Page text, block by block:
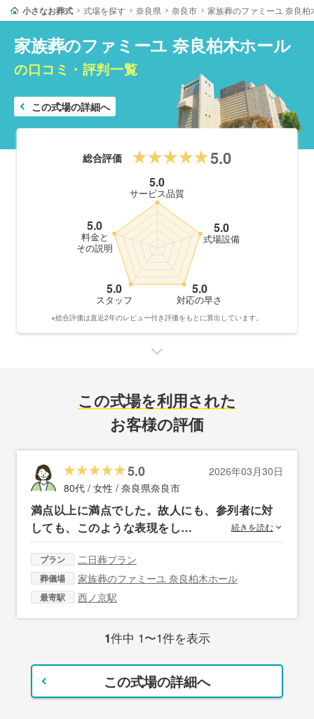
小さなお葬式 式場を探す 奈良県 奈良市 家族葬のファミーユ 奈良柏
家族葬のファミーユ 奈良柏木ホール
の口コミ・評判一覧
この式場の詳細へ
総合評価 5.0
5.0
サービス品質
5.0
式場設備
5.0
対応の早さ
5.0
スタッフ
5.0
料金と
その説明
※総合評価は直近2年のレビュー付き評価をもとに算出しています。
この式場を利用された
お客様の評価
5.0
2026年03月30日
80代 / 女性 / 奈良県奈良市
満点以上に満点でした。故人にも、参列者に対
しても、このような表現をし…
続きを読む
プラン 二日葬プラン
葬儀場 家族葬のファミーユ 奈良柏木ホール
最寄駅 西ノ京駅
1件中 1〜1件を表示
この式場の詳細へ